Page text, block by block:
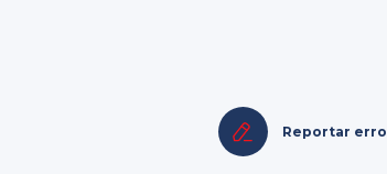
Reportar erro